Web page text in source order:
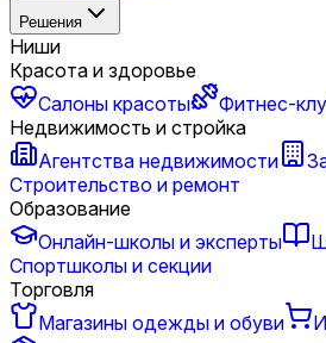
Решения
Ниши
Красота и здоровье
Салоны красоты
Фитнес-
Недвижимость и стройка
Агентства недвижимости
Строительство и ремонт
Образование
Онлайн-школы и эксперты
Спортшколы и секции
Торговля
Магазины одежды и обуви